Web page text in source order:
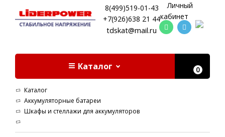
8(499)519-01-43
+7(926)638 21 44
tdskat@mail.ru
Личный
кабинет
Каталог 0
Каталог
Аккумуляторные батареи
Шкафы и стеллажи для аккумуляторов